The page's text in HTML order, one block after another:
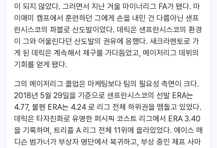
이 되지 않았다. 그러면서 지난 겨울 마이너리그 FA가 됐다. 마
이애미 캠프에서 훈련하던 그에게 손을 내민 건 다름아닌 샌프
란시스코의 파블로 산도발이었다. 데릭은 샌프란시스코의 환경
이 그와 어울린다던 산도발의 권유에 응했다. 새크라멘토로 가
게 된 데릭은 계속해서 제구를 가다듬었고, 메이저리그 데뷔의
기회를 얻게 됐다.
그의 메이저리그 콜업은 마케팅보다 팀의 필요성 측면이 크다.
2018년 5월 29일을 기준으로 샌프란시스코의 선발 ERA는
4.77, 불펜 ERA는 4.24 로 리그 전체 하위권을 맴돌고 있었다.
데릭은 타자친화로 유명한 퍼시픽 코스트 리그에서 ERA 3.40
을 기록하며, 트리플 A 리그 전체 11위에 올라있었다. 에이스 매
디슨 범가너가 부상자 명단에서 복귀하고, 부상 중인 제프 사마